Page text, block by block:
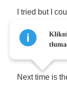
tried but
Looking back
Next time is